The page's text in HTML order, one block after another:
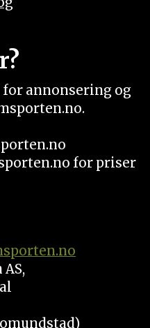
annonsering og
for priser